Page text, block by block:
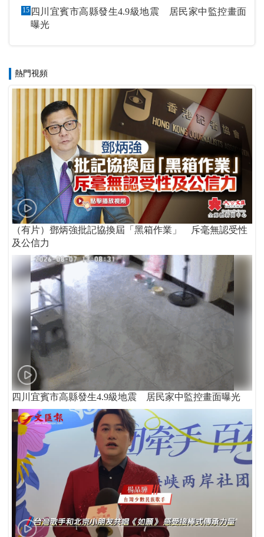
15 四川宜賓市高縣發生4.9級地震 居民家中監控畫面
曝光
熱門視頻
（有片）鄧炳強批記協換屆「黑箱作業」 斥毫無認受性
及公信力
四川宜賓市高縣發生4.9級地震 居民家中監控畫面曝光